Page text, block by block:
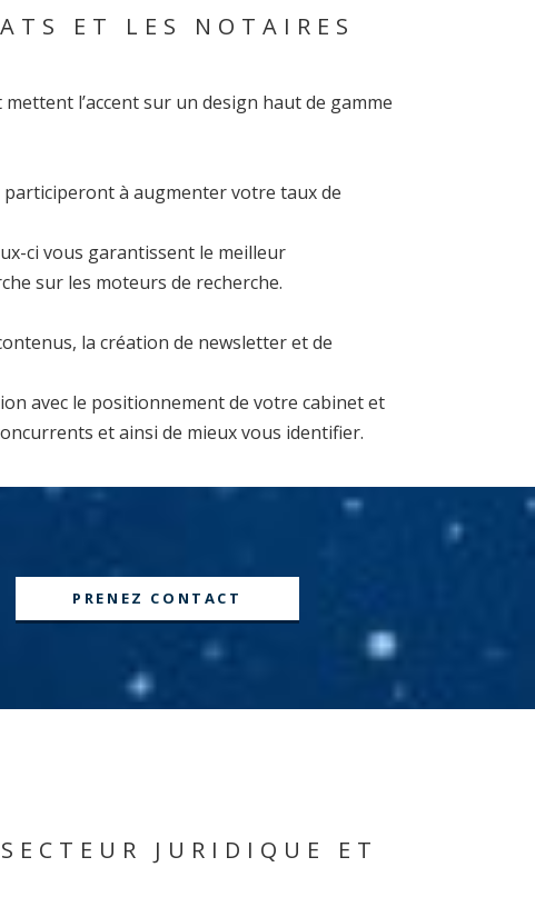
ET LES NOTAIRES
l’accent sur un design haut de gamme
participeront à augmenter votre taux de
ci vous garantissent le meilleur
sur les moteurs de recherche.
la création de newsletter et de
avec le positionnement de votre cabinet et
et ainsi de mieux vous identifier.
PRENEZ CONTACT
JURIDIQUE ET